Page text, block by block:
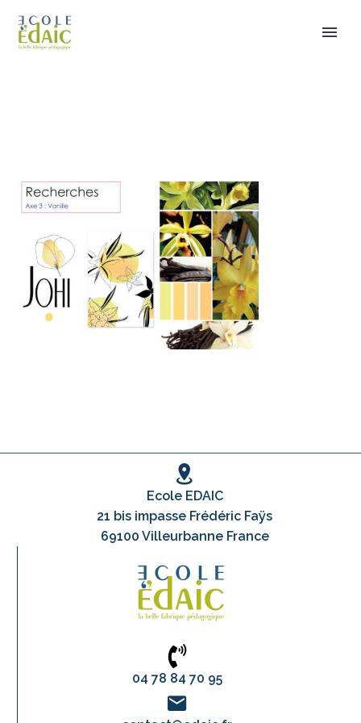
Ecole EDAIC
21 bis impasse Frédéric Faÿs
69100 Villeurbanne France
04 78 84 70 95